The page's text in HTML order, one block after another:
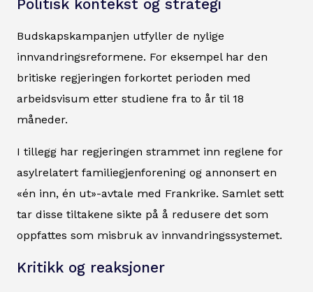
Politisk kontekst og strategi
Budskapskampanjen utfyller de nylige
innvandringsreformene. For eksempel har den
britiske regjeringen forkortet perioden med
arbeidsvisum etter studiene fra to år til 18
måneder.
I tillegg har regjeringen strammet inn reglene for
asylrelatert familiegjenforening og annonsert en
«én inn, én ut»-avtale med Frankrike. Samlet sett
tar disse tiltakene sikte på å redusere det som
oppfattes som misbruk av innvandringssystemet.
Kritikk og reaksjoner